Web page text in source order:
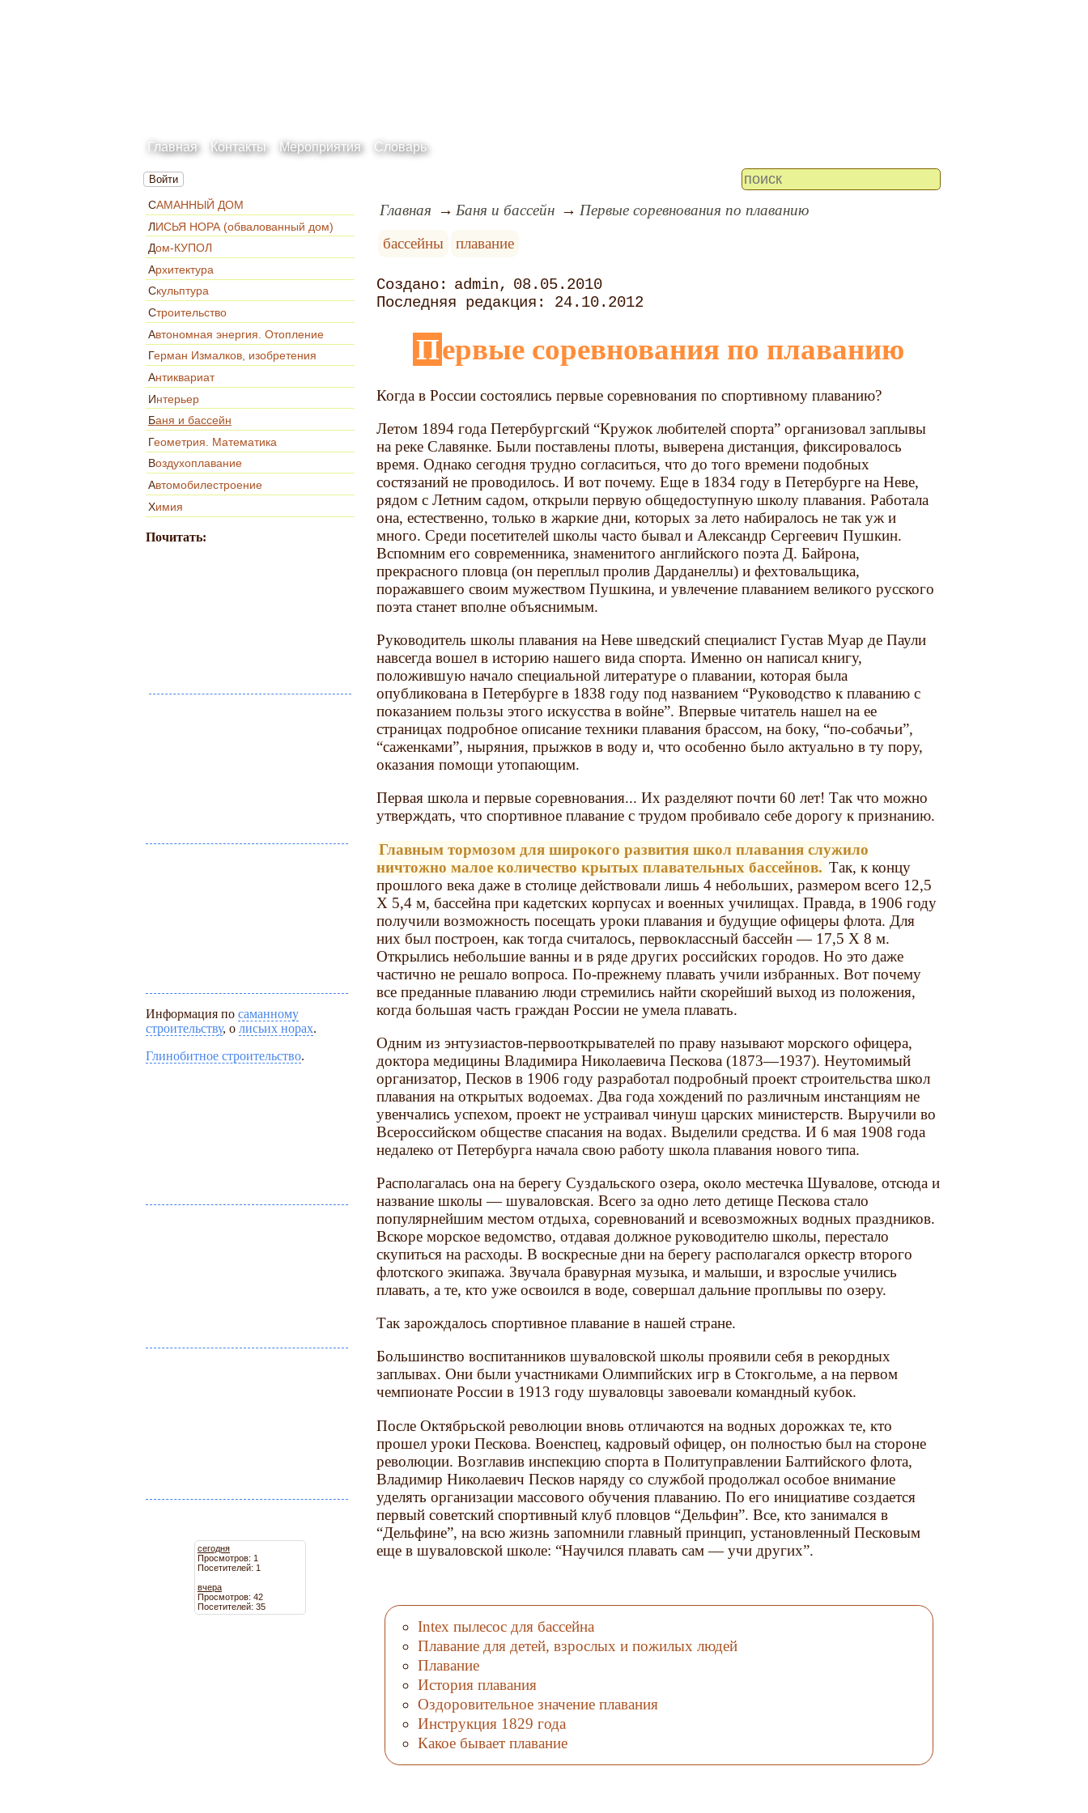
Главная Контакты Мероприятия Словарь
Войти
САМАННЫЙ ДОМ
ЛИСЬЯ НОРА (обвалованный дом)
Дом-КУПОЛ
Архитектура
Скульптура
Строительство
Автономная энергия. Отопление
Герман Измалков, изобретения
Антиквариат
Интерьер
Баня и бассейн
Геометрия. Математика
Воздухоплавание
Автомобилестроение
Химия
Почитать:
Информация по саманному
строительству, о лисьих норах.
Глинобитное строительство.
сегодня
Просмотров: 1
Посетителей: 1
вчера
Просмотров: 42
Посетителей: 35
Главная Баня и бассейн
Первые соревнования по плаванию
бассейны
плавание
admin
08.05.2010
24.10.2012
Первые соревнования по плаванию
Когда в России состоялись первые соревнования по спортивному плаванию?
Летом 1894 года Петербургский “Кружок любителей спорта” организовал заплывы
на реке Славянке. Были поставлены плоты, выверена дистанция, фиксировалось
время. Однако сегодня трудно согласиться, что до того времени подобных
состязаний не проводилось. И вот почему. Еще в 1834 году в Петербурге на Неве,
рядом с Летним садом, открыли первую общедоступную школу плавания. Работала
она, естественно, только в жаркие дни, которых за лето набиралось не так уж и
много. Среди посетителей школы часто бывал и Александр Сергеевич Пушкин.
Вспомним его современника, знаменитого английского поэта Д. Байрона,
прекрасного пловца (он переплыл пролив Дарданеллы) и фехтовальщика,
поражавшего своим мужеством Пушкина, и увлечение плаванием великого русского
поэта станет вполне объяснимым.
Руководитель школы плавания на Неве шведский специалист Густав Муар де Паули
навсегда вошел в историю нашего вида спорта. Именно он написал книгу,
положившую начало специальной литературе о плавании, которая была
опубликована в Петербурге в 1838 году под названием “Руководство к плаванию с
показанием пользы этого искусства в войне”. Впервые читатель нашел на ее
страницах подробное описание техники плавания брассом, на боку, “по-собачьи”,
“саженками”, ныряния, прыжков в воду и, что особенно было актуально в ту пору,
оказания помощи утопающим.
Первая школа и первые соревнования... Их разделяют почти 60 лет! Так что можно
утверждать, что спортивное плавание с трудом пробивало себе дорогу к признанию.
Главным тормозом для широкого развития школ плавания служило
ничтожно малое количество крытых плавательных бассейнов. Так, к концу
прошлого века даже в столице действовали лишь 4 небольших, размером всего 12,5
X 5,4 м, бассейна при кадетских корпусах и военных училищах. Правда, в 1906 году
получили возможность посещать уроки плавания и будущие офицеры флота. Для
них был построен, как тогда считалось, первоклассный бассейн — 17,5 X 8 м.
Открылись небольшие ванны и в ряде других российских городов. Но это даже
частично не решало вопроса. По-прежнему плавать учили избранных. Вот почему
все преданные плаванию люди стремились найти скорейший выход из положения,
когда большая часть граждан России не умела плавать.
Одним из энтузиастов-первооткрывателей по праву называют морского офицера,
доктора медицины Владимира Николаевича Пескова (1873—1937). Неутомимый
организатор, Песков в 1906 году разработал подробный проект строительства школ
плавания на открытых водоемах. Два года хождений по различным инстанциям не
увенчались успехом, проект не устраивал чинуш царских министерств. Выручили во
Всероссийском обществе спасания на водах. Выделили средства. И 6 мая 1908 года
недалеко от Петербурга начала свою работу школа плавания нового типа.
Располагалась она на берегу Суздальского озера, около местечка Шувалове, отсюда и
название школы — шуваловская. Всего за одно лето детище Пескова стало
популярнейшим местом отдыха, соревнований и всевозможных водных праздников.
Вскоре морское ведомство, отдавая должное руководителю школы, перестало
скупиться на расходы. В воскресные дни на берегу располагался оркестр второго
флотского экипажа. Звучала бравурная музыка, и малыши, и взрослые учились
плавать, а те, кто уже освоился в воде, совершал дальние проплывы по озеру.
Так зарождалось спортивное плавание в нашей стране.
Большинство воспитанников шуваловской школы проявили себя в рекордных
заплывах. Они были участниками Олимпийских игр в Стокгольме, а на первом
чемпионате России в 1913 году шуваловцы завоевали командный кубок.
После Октябрьской революции вновь отличаются на водных дорожках те, кто
прошел уроки Пескова. Военспец, кадровый офицер, он полностью был на стороне
революции. Возглавив инспекцию спорта в Политуправлении Балтийского флота,
Владимир Николаевич Песков наряду со службой продолжал особое внимание
уделять организации массового обучения плаванию. По его инициативе создается
первый советский спортивный клуб пловцов “Дельфин”. Все, кто занимался в
“Дельфине”, на всю жизнь запомнили главный принцип, установленный Песковым
еще в шуваловской школе: “Научился плавать сам — учи других”.
Intex пылесос для бассейна
Плавание для детей, взрослых и пожилых людей
Плавание
История плавания
Оздоровительное значение плавания
Инструкция 1829 года
Какое бывает плавание